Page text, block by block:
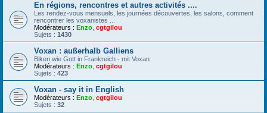
En régions, rencontres et autres activités ....
Les rendez-vous mensuels, les journées découvertes, les salons, comment
rencontrer les voxanistes ...
Modérateurs : Enzo cgtgilou
Sujets : 1430
Voxan : außerhalb Galliens
Biken wie Gott in Frankreich - mit Voxan
Modérateurs : Enzo cgtgilou
Sujets : 423
Voxan - say it in English
Modérateurs : Enzo cgtgilou
Sujets : 32